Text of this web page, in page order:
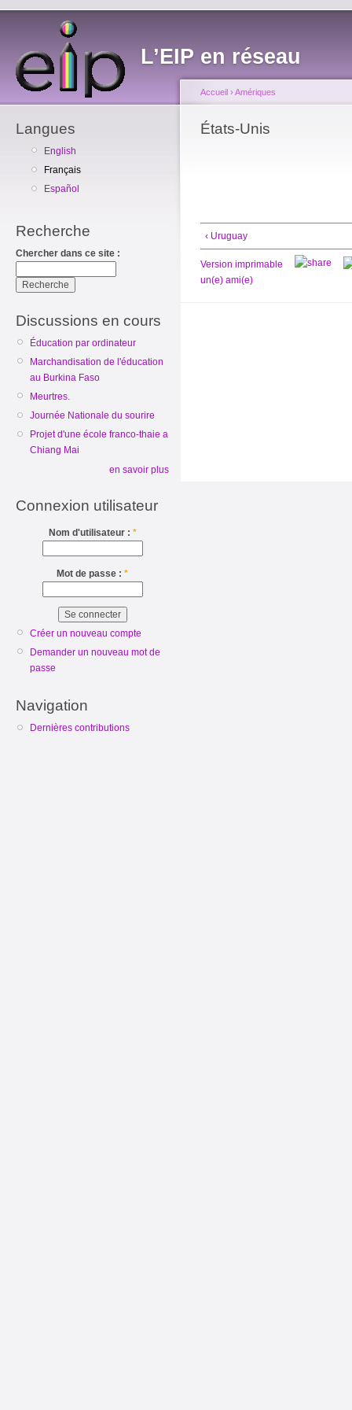
L’EIP en réseau
Langues
English
Français
Español
Recherche
Chercher dans ce site :
Discussions en cours
Éducation par ordinateur
Marchandisation de l'éducation
au Burkina Faso
Meurtres.
Journée Nationale du sourire
Projet d'une école franco-thaie a
Chiang Mai
en savoir plus
Connexion utilisateur
Nom d'utilisateur : *
Mot de passe : *
Créer un nouveau compte
Demander un nouveau mot de
passe
Navigation
Dernières contributions
Accueil › Amériques
États-Unis
‹ Uruguay
Version imprimable
un(e) ami(e)